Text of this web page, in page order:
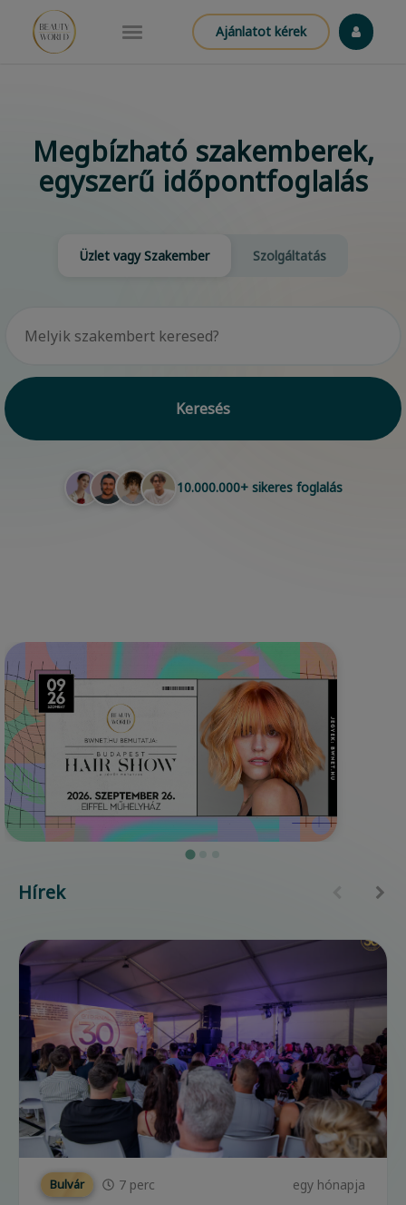
Ajánlatot kérek
Megbízható szakemberek,
egyszerű időpontfoglalás
Üzlet vagy Szakember Szolgáltatás
Keresés
10.000.000+ sikeres foglalás
Hírek
Bulvár 7 perc egy hónapja